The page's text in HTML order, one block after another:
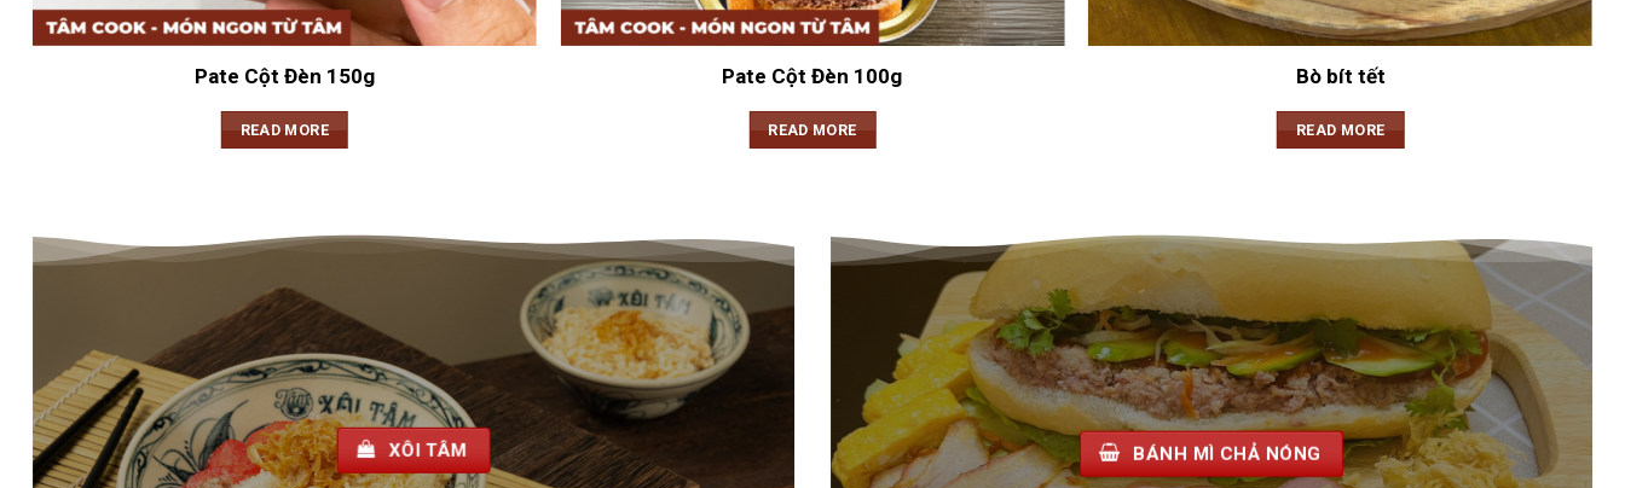
Pate Cột Đèn 150g
READ MORE
Pate Cột Đèn 100g
READ MORE
Bò bít tết
READ MORE